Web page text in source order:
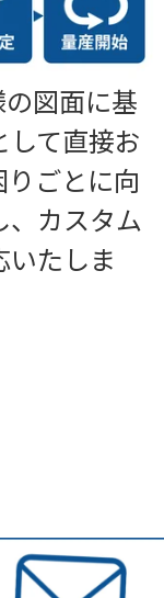
の図面に基
て直接お
ごとに向
、カスタム
いたしま